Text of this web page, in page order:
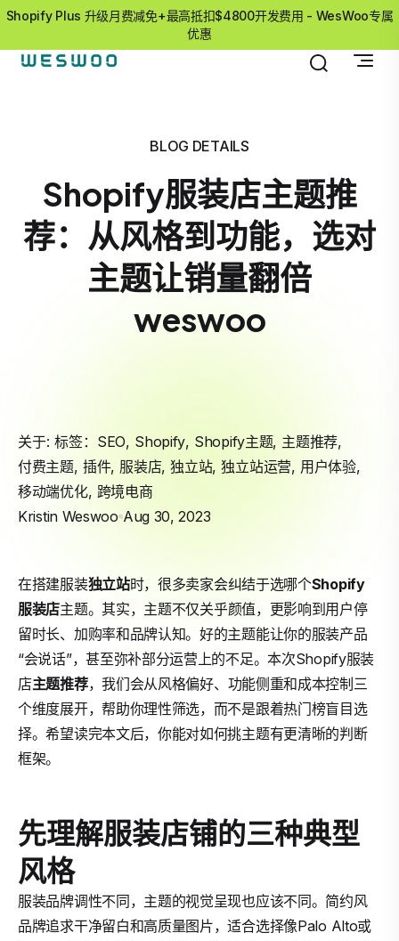
Shopify Plus 升级月费减免+最高抵扣$4800开发费用 - WesWoo专属
优惠
BLOG DETAILS
Shopify服装店主题推
荐：从风格到功能，选对
主题让销量翻倍
weswoo
关于: 标签： SEO, Shopify, Shopify主题, 主题推荐,
付费主题, 插件, 服装店,独立站,独立站运营, 用户体验,
移动端优化, 跨境电商
Kristin Weswoo Aug 30, 2023
在搭建服装独立站时，很多卖家会纠结于选哪个Shopify
服装店主题。其实，主题不仅关乎颜值，更影响到用户停
留时长、加购率和品牌认知。好的主题能让你的服装产品
“会说话”，甚至弥补部分运营上的不足。本次Shopify服装
店主题推荐，我们会从风格偏好、功能侧重和成本控制三
个维度展开，帮助你理性筛选，而不是跟着热门榜盲目选
择。希望读完本文后，你能对如何挑主题有更清晰的判断
框架。
先理解服装店铺的三种典型
风格
服装品牌调性不同，主题的视觉呈现也应该不同。简约风
品牌追求干净留白和高质量图片，适合选择像Palo Alto或